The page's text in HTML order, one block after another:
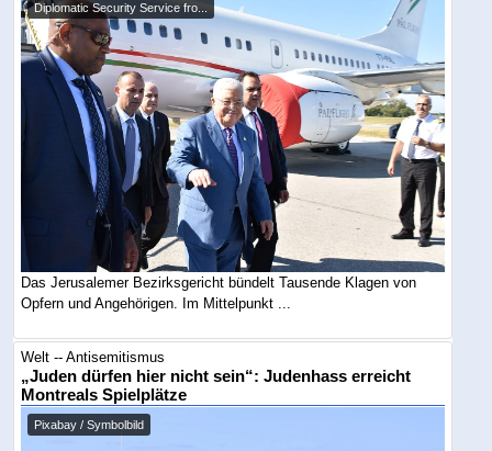
Diplomatic Security Service fro...
Das Jerusalemer Bezirksgericht bündelt Tausende Klagen von
Opfern und Angehörigen. Im Mittelpunkt ...
Welt -- Antisemitismus
„Juden dürfen hier nicht sein“: Judenhass erreicht
Montreals Spielplätze
Pixabay / Symbolbild